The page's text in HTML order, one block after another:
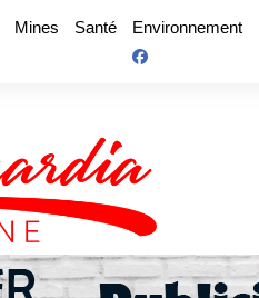
Mines Santé Environnement